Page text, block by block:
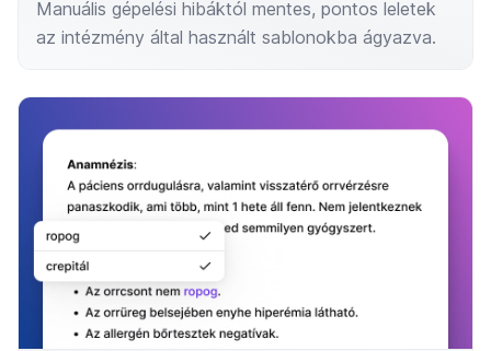
Manuális gépelési hibáktól mentes, pontos leletek
az intézmény által használt sablonokba ágyazva.